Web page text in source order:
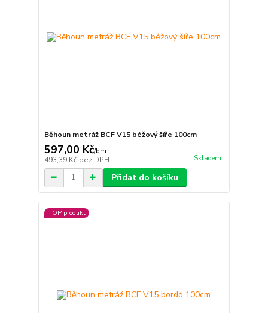
Běhoun metráž BCF V15 béžový šíře 100cm
597,00 Kč/bm
493,39 Kč bez DPH Skladem
Přidat do košíku
TOP produkt